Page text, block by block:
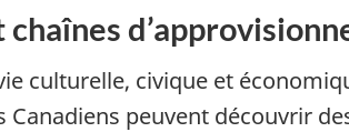
culturelle, civique et
peuvent découvrir